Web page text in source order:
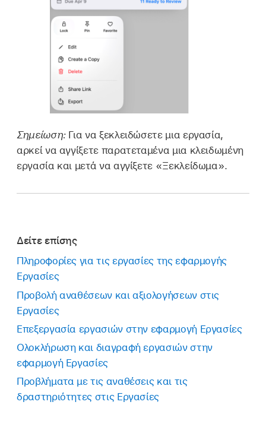
Σημείωση: Για να ξεκλειδώσετε μια εργασία,
αρκεί να αγγίξετε παρατεταμένα μια κλειδωμένη
εργασία και μετά να αγγίξετε «Ξεκλείδωμα».
Δείτε επίσης
Πληροφορίες για τις εργασίες της εφαρμογής
Εργασίες
Προβολή αναθέσεων και αξιολογήσεων στις
Εργασίες
Επεξεργασία εργασιών στην εφαρμογή Εργασίες
Ολοκλήρωση και διαγραφή εργασιών στην
εφαρμογή Εργασίες
Προβλήματα με τις αναθέσεις και τις
δραστηριότητες στις Εργασίες